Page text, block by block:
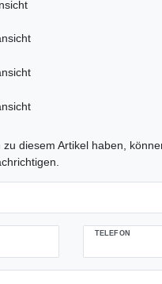
diesem Artikel haben,
TELEFON